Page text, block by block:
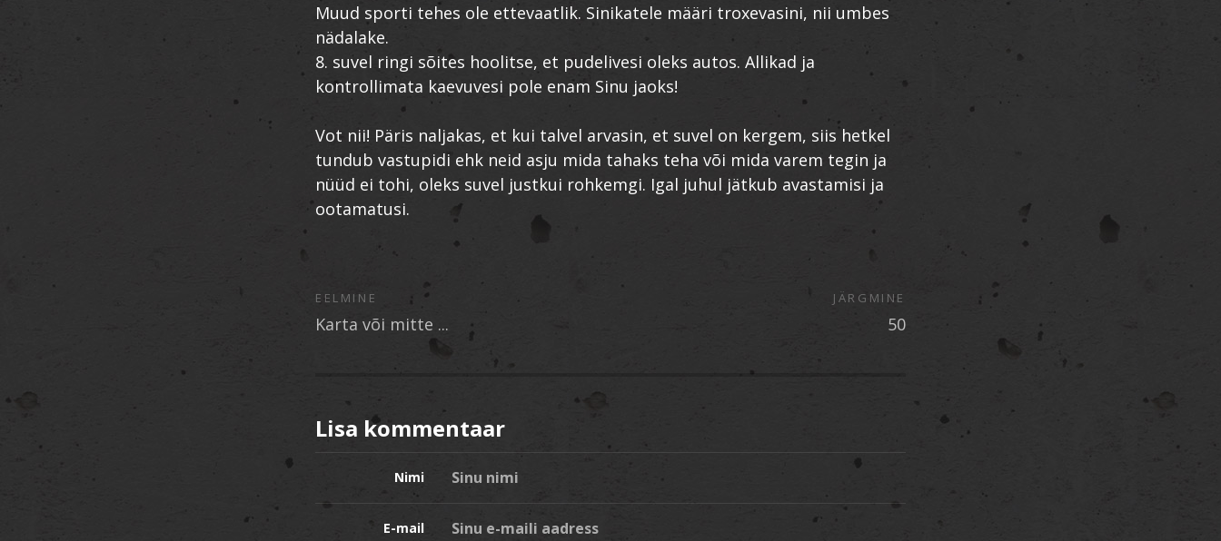
Muud sporti tehes ole ettevaatlik. Sinikatele määri troxevasini, nii umbes
nädalake.
8. suvel ringi sõites hoolitse, et pudelivesi oleks autos. Allikad ja
kontrollimata kaevuvesi pole enam Sinu jaoks!
Vot nii! Päris naljakas, et kui talvel arvasin, et suvel on kergem, siis hetkel
tundub vastupidi ehk neid asju mida tahaks teha või mida varem tegin ja
nüüd ei tohi, oleks suvel justkui rohkemgi. Igal juhul jätkub avastamisi ja
ootamatusi.
EELMINE
Karta või mitte ...
JÄRGMINE
50
Lisa kommentaar
Nimi
E-mail